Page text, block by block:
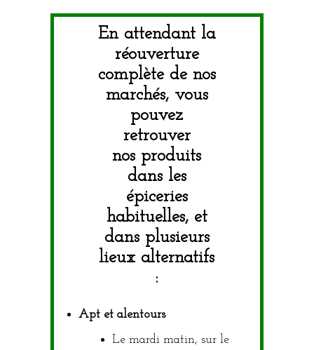
En attendant la
réouverture
complète de nos
marchés, vous
pouvez
retrouver
nos produits
dans les
épiceries
habituelles, et
dans plusieurs
lieux alternatifs
:
Apt et alentours
Le mardi matin, sur le